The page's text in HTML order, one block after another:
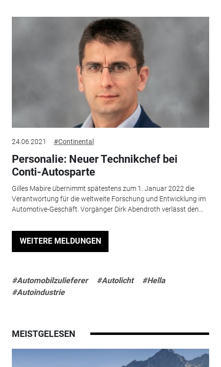
24.06.2021 #Continental
Personalie: Neuer Technikchef bei
Conti-Autosparte
Gilles Mabire übernimmt spätestens zum 1. Januar 2022 die
Verantwortung für die weltweite Forschung und Entwicklung im
Automotive-Geschäft. Vorgänger Dirk Abendroth verlässt den...
WEITERE MELDUNGEN
#Automobilzulieferer #Autolicht
#Hella
#Autoindustrie
MEISTGELESEN